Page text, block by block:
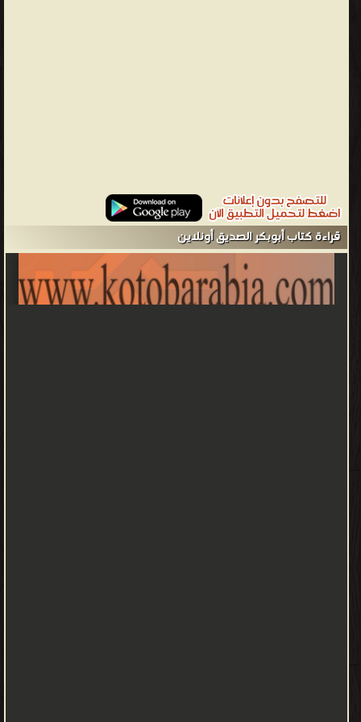
الفطرة السليمة ويلبي رغباتها، فقد كان بحكم عمله التجاري كثير
الأسفار، قطع الفيافي والصحاري، والمدن والقرى في الجزيرة العربية،
وتنقل من شمالها إلى جنوبها، ومن شرقها إلى غربها، واتصل اتصالاً وثيقاً
بأصحاب الديانات المختلفة وبخاصة النصرانية، وقد حدث أبو بكر عن ذلك
فقال: كنت جالساً بفناء الكعبة، وكان زيد بن عمرو بن نفيل قاعداً، فمر
أمية بن أبي الصلت، فقال: «كيف أصبحت يا باغي الخير؟»، قال: «بخير»،
قراءة كتاب أبوبكر الصديق أونلاين